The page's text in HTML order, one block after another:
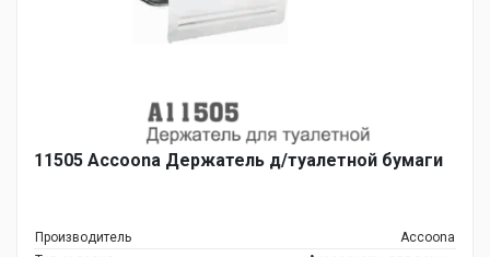
11505 Accoona Держатель д/туалетной бумаги
Производитель
Accoona